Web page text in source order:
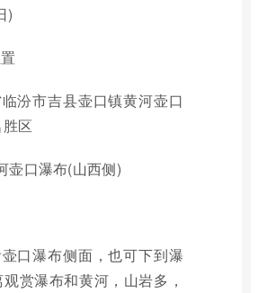
)
汾市吉县壶口镇黄河壶口
区
壶口瀑布(山西侧)
口瀑布侧面，也可下到瀑
赏瀑布和黄河，山岩多，